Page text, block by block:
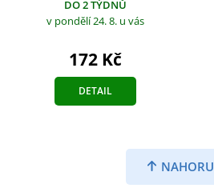
DO 2 TÝDNŮ
v pondělí 24. 8. u vás
172 Kč
DETAIL
NAHORU